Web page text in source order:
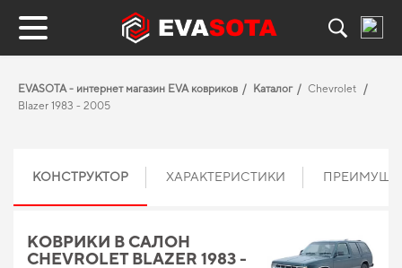
EVASOTA - интернет магазин EVA ковриков Каталог
Chevrolet
Blazer 1983 - 2005
КОНСТРУКТОР ХАРАКТЕРИСТИКИ
КОВРИКИ В САЛОН
CHEVROLET BLAZER 1983 -